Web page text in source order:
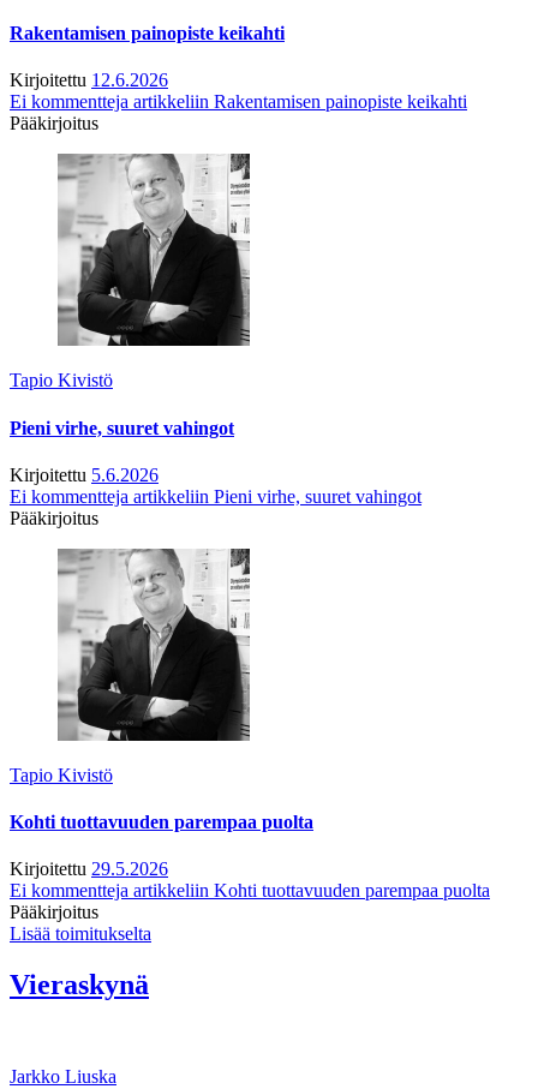
Rakentamisen painopiste keikahti
Kirjoitettu 12.6.2026
Ei kommentteja artikkeliin Rakentamisen painopiste keikahti
Pääkirjoitus
Tapio Kivistö
Pieni virhe, suuret vahingot
Kirjoitettu 5.6.2026
Ei kommentteja artikkeliin Pieni virhe, suuret vahingot
Pääkirjoitus
Tapio Kivistö
Kohti tuottavuuden parempaa puolta
Kirjoitettu 29.5.2026
Ei kommentteja artikkeliin Kohti tuottavuuden parempaa puolta
Pääkirjoitus
Lisää toimitukselta
Vieraskynä
Jarkko Liuska